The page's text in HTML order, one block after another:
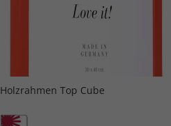
Holzrahmen Top Cube